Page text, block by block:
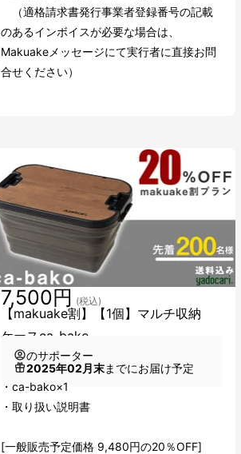
（適格請求書発行事業者登録番号の記載
のあるインボイスが必要な場合は、
Makuakeメッセージにて実行者に直接お問
合せください）
【makuake割】【1個】マルチ収納
ケースca-bako
7,500円 (税込)
のサポーター
2025年02月末までにお届け予定
・ca-bako×1
・取り扱い説明書
[一般販売予定価格 9,480円の20％OFF]